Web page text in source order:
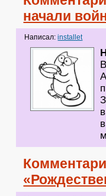
начали
Написал:installet